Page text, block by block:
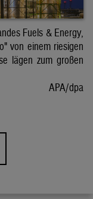
Fuels & Energy,
von einem riesigen
lägen zum großen
APA/dpa